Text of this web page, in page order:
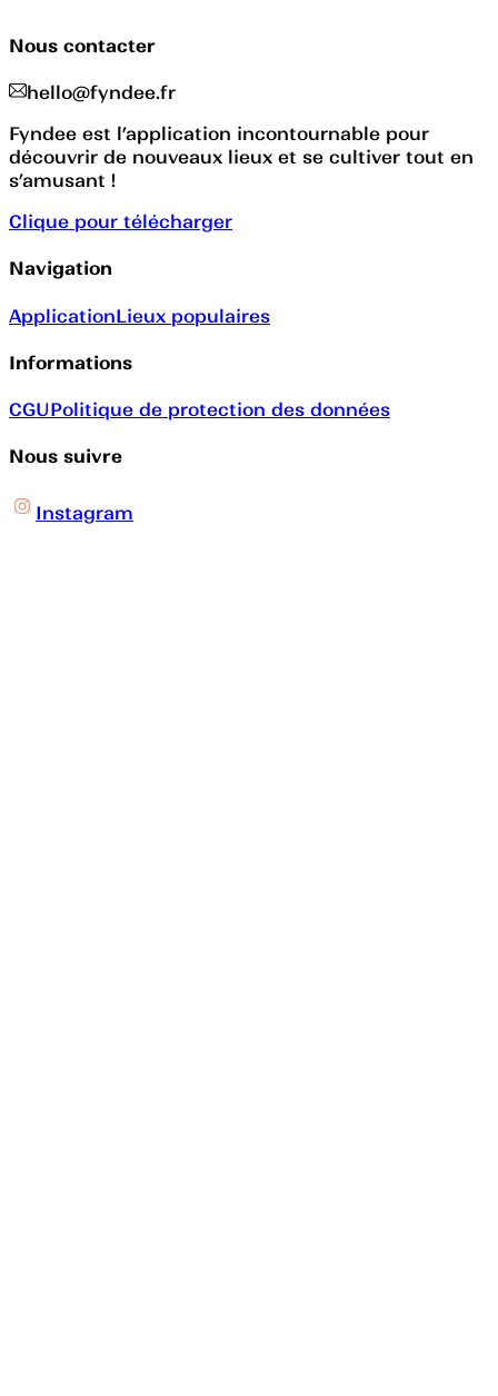
Nous contacter
hello@fyndee.fr
Fyndee est l’application incontournable pour
découvrir de nouveaux lieux et se cultiver tout en
s’amusant !
Clique pour télécharger
Navigation
ApplicationLieux populaires
Informations
CGUPolitique de protection des données
Nous suivre
Instagram